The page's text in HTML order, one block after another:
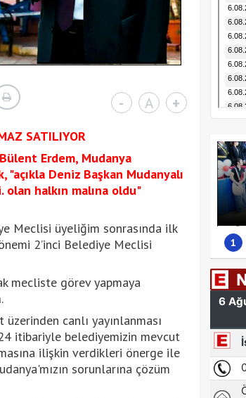
- A +
SATILIYOR
Erdem, Mudanya
"açıkla Deniz Başkan Mudanyalı
halkın malına oldu"
Meclisi üyeliğim sonrasında ilk
2’inci Belediye Meclisi
mecliste görev yapmaya
canlı yayınlanması
itibariyle belediyemizin mevcut
ilişkin verdikleri önerge ile
sorunlarına çözüm
1